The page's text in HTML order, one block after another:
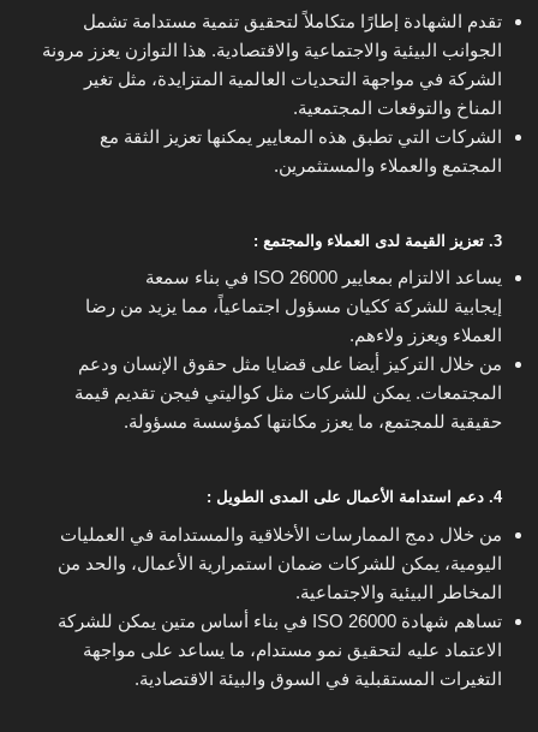
تقدم الشهادة إطارًا متكاملاً لتحقيق تنمية مستدامة تشمل
الجوانب البيئية والاجتماعية والاقتصادية. هذا التوازن يعزز مرونة
الشركة في مواجهة التحديات العالمية المتزايدة، مثل تغير
المناخ والتوقعات المجتمعية.
الشركات التي تطبق هذه المعايير يمكنها تعزيز الثقة مع
المجتمع والعملاء والمستثمرين.
3. تعزيز القيمة لدى العملاء والمجتمع :
يساعد الالتزام بمعايير ISO 26000 في بناء سمعة
إيجابية للشركة ككيان مسؤول اجتماعياً، مما يزيد من رضا
العملاء ويعزز ولاءهم.
من خلال التركيز أيضا على قضايا مثل حقوق الإنسان ودعم
المجتمعات. يمكن للشركات مثل كواليتي فيجن تقديم قيمة
حقيقية للمجتمع، ما يعزز مكانتها كمؤسسة مسؤولة.
4. دعم استدامة الأعمال على المدى الطويل :
من خلال دمج الممارسات الأخلاقية والمستدامة في العمليات
اليومية، يمكن للشركات ضمان استمرارية الأعمال، والحد من
المخاطر البيئية والاجتماعية.
تساهم شهادة ISO 26000 في بناء أساس متين يمكن للشركة
الاعتماد عليه لتحقيق نمو مستدام، ما يساعد على مواجهة
التغيرات المستقبلية في السوق والبيئة الاقتصادية.